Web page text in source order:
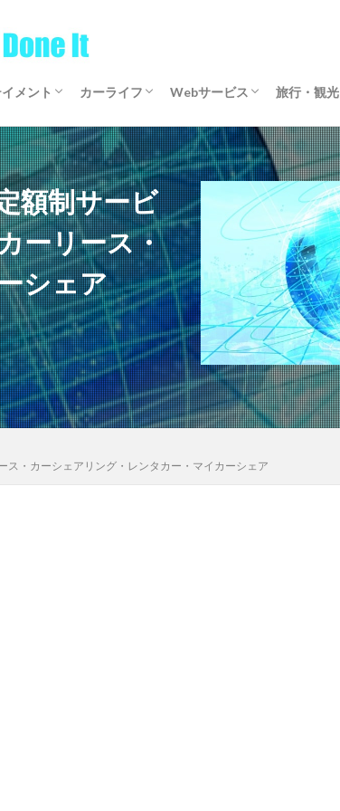
メント
ガ
メ・ドラマ
カーライフ
サブスクリプション
マイカーリース
カーシェアリング
レンタカー
【全国区】定額モビリティサービス
Webサービス
WordPress
アフィリエイト
仮想通貨
旅行・観光
国内旅行
海外旅行
額制サービ
ーリース・
シェア
・カーシェアリング・レンタカー・マイカーシェア